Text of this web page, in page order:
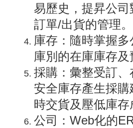
易歷史，提昇公
訂單/出貨的管理。
庫存：隨時掌握
庫別的在庫庫存及
採購：彙整受訂、
安全庫存產生採購
時交貨及壓低庫存
公司：Web化的